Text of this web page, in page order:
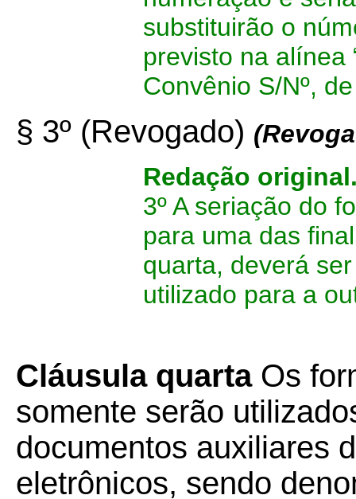
substituirão o
previsto na alínea
Convênio S/Nº,
§ 3º (Revogado)
Redação
3º A seriação do
para uma das
quarta, deverá
utilizado para a
Cláusula quarta Os
somente serão
documentos auxiliares
eletrônicos, sendo